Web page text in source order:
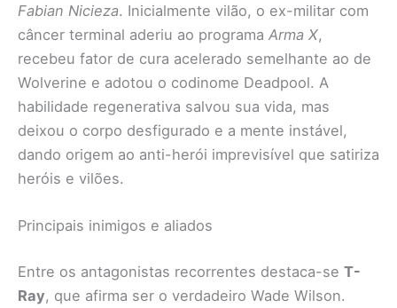
Fabian Nicieza. Inicialmente vilão, o ex-militar com
câncer terminal aderiu ao programa Arma X,
recebeu fator de cura acelerado semelhante ao de
Wolverine e adotou o codinome Deadpool. A
habilidade regenerativa salvou sua vida, mas
deixou o corpo desfigurado e a mente instável,
dando origem ao anti-herói imprevisível que satiriza
heróis e vilões.
Principais inimigos e aliados
Entre os antagonistas recorrentes destaca-se T-
Ray, que afirma ser o verdadeiro Wade Wilson.